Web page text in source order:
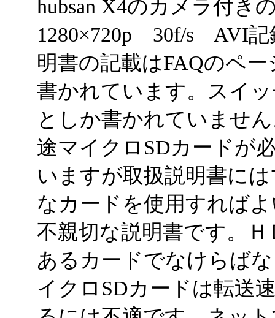
hubsan X4のカメラ付
1280×720p 30f/s AVI記
明書の記載はFAQのペ
書かれています。スイ
としか書かれていませ
途マイクロSDカードが
いますが取扱説明書に
なカードを使用すれば
不親切な説明書です。
あるカードでなけらば
イクロSDカードは転送